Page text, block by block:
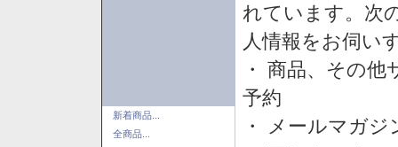
新着商品...
全商品...
れています。次
人情報をお伺い
・ 商品、その
予約
・ メールマガ